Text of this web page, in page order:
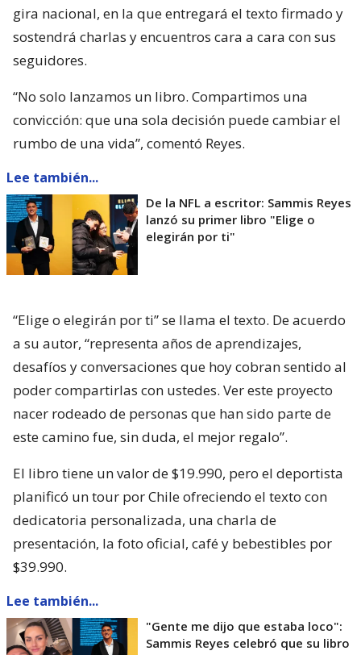
gira nacional, en la que entregará el texto firmado y
sostendrá charlas y encuentros cara a cara con sus
seguidores.
“No solo lanzamos un libro. Compartimos una
convicción: que una sola decisión puede cambiar el
rumbo de una vida”, comentó Reyes.
Lee también...
De la NFL a escritor: Sammis Reyes
lanzó su primer libro "Elige o
elegirán por ti"
“Elige o elegirán por ti” se llama el texto. De acuerdo
a su autor, “representa años de aprendizajes,
desafíos y conversaciones que hoy cobran sentido al
poder compartirlas con ustedes. Ver este proyecto
nacer rodeado de personas que han sido parte de
este camino fue, sin duda, el mejor regalo”.
El libro tiene un valor de $19.990, pero el deportista
planificó un tour por Chile ofreciendo el texto con
dedicatoria personalizada, una charla de
presentación, la foto oficial, café y bebestibles por
$39.990.
Lee también...
"Gente me dijo que estaba loco":
Sammis Reyes celebró que su libro